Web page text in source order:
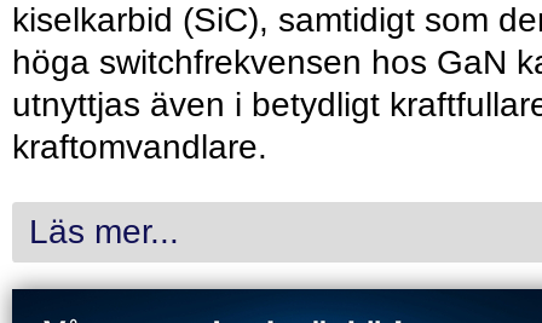
kiselkarbid (SiC), samtidigt som
höga switchfrekvensen hos GaN
utnyttjas även i betydligt
kraftomvandlare.
Läs mer...